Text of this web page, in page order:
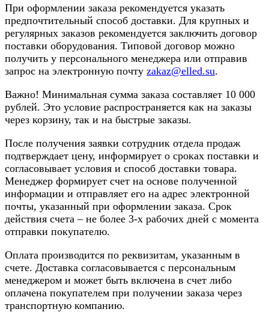
При оформлении заказа рекомендуется указать
предпочтительный способ доставки. Для крупных и
регулярных заказов рекомендуется заключить договор
поставки оборудования. Типовой договор можно
получить у персонального менеджера или отправив
запрос на электронную почту zakaz@elled.su.
Важно! Минимальная сумма заказа составляет 10 000
рублей. Это условие распространяется как на заказы
через корзину, так и на быстрые заказы.
После получения заявки сотрудник отдела продаж
подтверждает цену, информирует о сроках поставки и
согласовывает условия и способ доставки товара.
Менеджер формирует счет на основе полученной
информации и отправляет его на адрес электронной
почты, указанный при оформлении заказа. Срок
действия счета – не более 3-х рабочих дней с момента
отправки покупателю.
Оплата производится по реквизитам, указанным в
счете. Доставка согласовывается с персональным
менеджером и может быть включена в счет либо
оплачена покупателем при получении заказа через
транспортную компанию.